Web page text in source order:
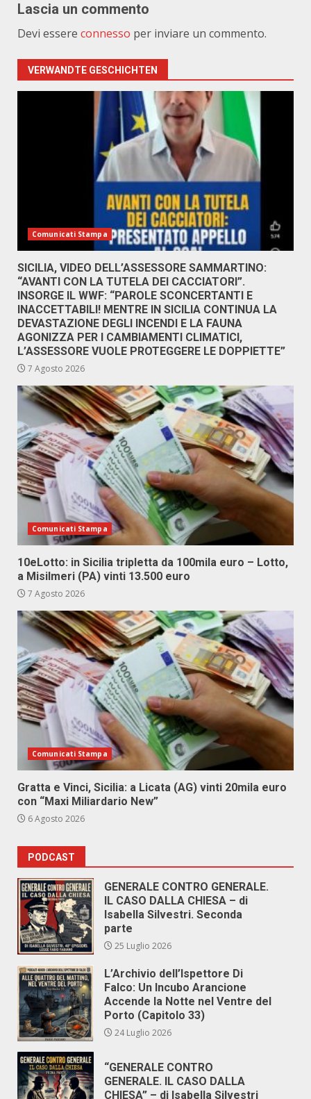
Lascia un commento
Devi essere connesso per inviare un commento.
VERWANDTE GESCHICHTEN
Comunicati Stampa
SICILIA, VIDEO DELL’ASSESSORE SAMMARTINO:
“AVANTI CON LA TUTELA DEI CACCIATORI”.
INSORGE IL WWF: “PAROLE SCONCERTANTI E
INACCETTABILI! MENTRE IN SICILIA CONTINUA LA
DEVASTAZIONE DEGLI INCENDI E LA FAUNA
AGONIZZA PER I CAMBIAMENTI CLIMATICI,
L’ASSESSORE VUOLE PROTEGGERE LE DOPPIETTE”
7 Agosto 2026
Comunicati Stampa
10eLotto: in Sicilia tripletta da 100mila euro – Lotto,
a Misilmeri (PA) vinti 13.500 euro
7 Agosto 2026
Comunicati Stampa
Gratta e Vinci, Sicilia: a Licata (AG) vinti 20mila euro
con “Maxi Miliardario New”
6 Agosto 2026
PODCAST
GENERALE CONTRO GENERALE.
IL CASO DALLA CHIESA – di
Isabella Silvestri. Seconda
parte
25 Luglio 2026
L’Archivio dell’Ispettore Di
Falco: Un Incubo Arancione
Accende la Notte nel Ventre del
Porto (Capitolo 33)
24 Luglio 2026
“GENERALE CONTRO
GENERALE. IL CASO DALLA
CHIESA” – di Isabella Silvestri